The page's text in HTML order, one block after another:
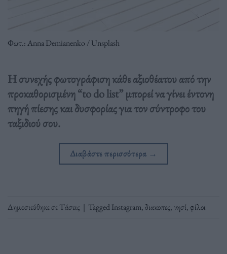
Φωτ.: Anna Demianenko / Unsplash
Η συνεχής φωτογράφιση κάθε αξιοθέατου από την
προκαθορισμένη “to do list” μπορεί να γίνει έντονη
πηγή πίεσης και δυσφορίας για τον σύντροφο του
ταξιδιού σου.
Διαβάστε περισσότερα →
Δημοσιεύθηκε σεΤάσεις | TaggedInstagram,διακοπες,νησί,φίλοι